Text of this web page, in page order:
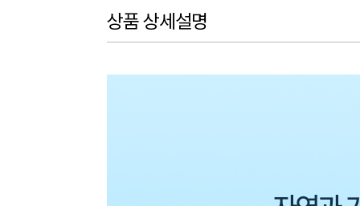
상품 상세설명